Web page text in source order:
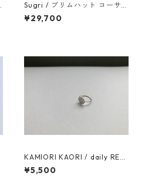
Sugri / ブリムハット コーサ
イ麦三つ編み
¥29,700
KAMIORI KAORI / daily REF
28 RING
¥5,500